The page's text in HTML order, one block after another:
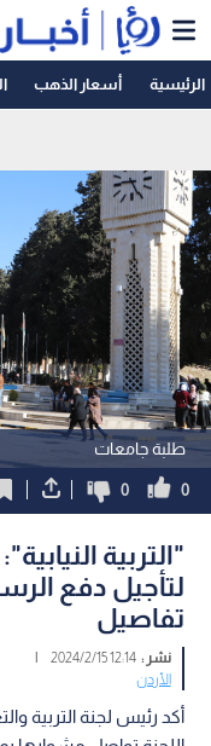
الرئيسية أسعار الذهب
طلبة جامعات
0
0
"التربية
لتأجيل دفع
تفاصيل
نشر :12:14 2024/2/15
|
الأردن
أكد رئيس لجنة التربية